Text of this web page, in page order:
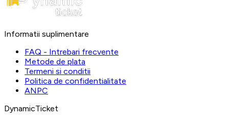
Informatii suplimentare
FAQ - Intrebari frecvente
Metode de plata
Termeni si conditii
Politica de confidentialitate
ANPC
DynamicTicket